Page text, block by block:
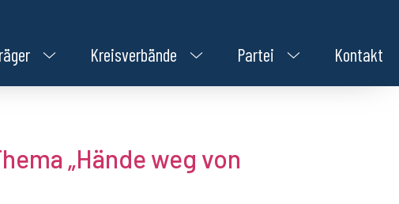
Kreisverbände Partei Kontakt
„Hände weg von